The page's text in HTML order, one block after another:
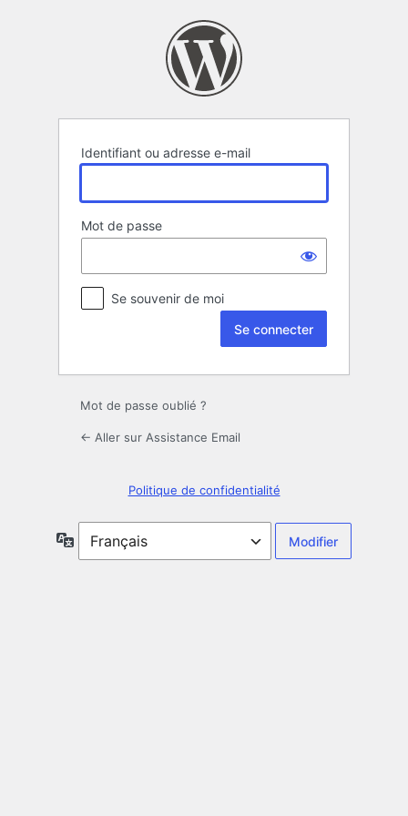
Identifiant ou adresse e-mail
Mot de passe
Se souvenir de moi
Mot de passe oublié ?
← Aller sur Assistance Email
Politique de confidentialité
Langue